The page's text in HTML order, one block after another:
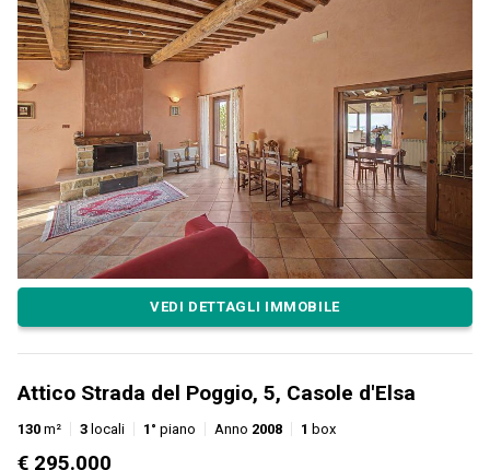
VEDI DETTAGLI IMMOBILE
Attico Strada del Poggio, 5, Casole d'Elsa
130 m² 3 locali 1° piano Anno 2008 1 box
€ 295.000